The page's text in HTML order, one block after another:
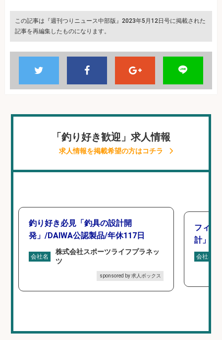
この記事は『週刊つりニュース中部版』2023年5月12日号に掲載された
記事を再編集したものになります。
「釣り好き歓迎」求人情報
求人情報を掲載希望の方はコチラ
釣り好き必見「釣具の設計開
発」/DAIWA公認製品/年休117日
会社名
株式会社スポーツライフプラネッ
ツ
sponsored by 求人ボックス
フィッ
計」
会社名